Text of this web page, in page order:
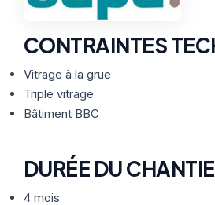
CONTRAINTES
Vitrage à la grue
Triple vitrage
Bâtiment BBC
DURÉE DU
4 mois